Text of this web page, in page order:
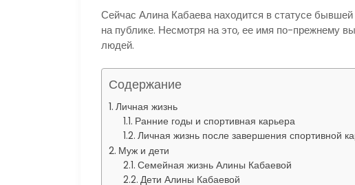
Сейчас Алина Кабаева находится в статусе бывшей
на публике. Несмотря на это, ее имя по-прежнему
людей.
Содержание
Личная жизнь
Ранние годы и спортивная карьера
Личная жизнь после завершения спортивной
Муж и дети
Семейная жизнь Алины Кабаевой
Дети Алины Кабаевой